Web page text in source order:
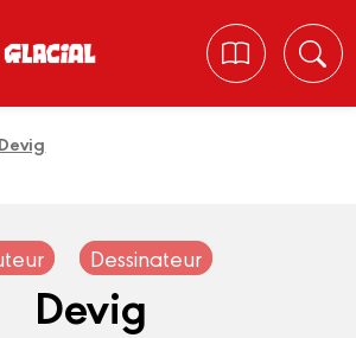
Devig
Dessinateur
Devig